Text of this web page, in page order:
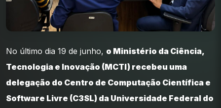
No último dia 19 de junho, o Ministério da Ciência,
Tecnologia e Inovação (MCTI) recebeu uma
delegação do Centro de Computação Científica e
Software Livre (C3SL) da Universidade Federal do